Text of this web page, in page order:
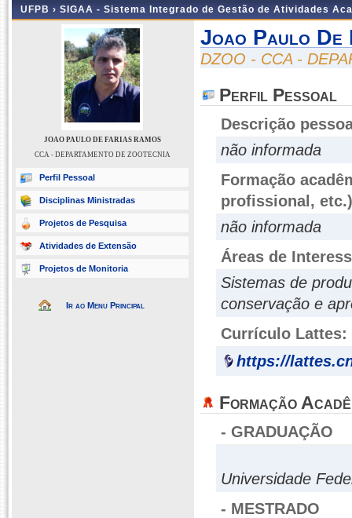
UFPB › SIGAA - Sistema Integrado de Gestão de Atividades
JOAO PAULO DE FARIAS RAMOS
CCA - DEPARTAMENTO DE ZOOTECNIA
Perfil Pessoal
Disciplinas Ministradas
Projetos de Pesquisa
Atividades de Extensão
Projetos de Monitoria
Ir ao Menu Principal
Joao Paulo De
DZOO - CCA -
Perfil Pessoal
Descrição
não informada
Formação
profissional, etc.)
não informada
Áreas de
Sistemas de
conservação e
Currículo Lattes:
https://
Formação
- GRADUAÇÃO
Universidade
- MESTRADO